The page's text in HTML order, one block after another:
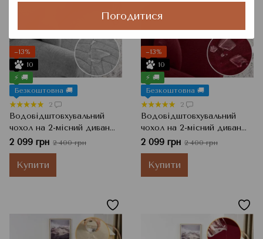
Погодитися
−13%
10
⚡ 🚚
Безкоштовна 🚚
2
Водовідштовхувальний
чохол на 2-місний диван
Жаккард з візерунком,
Світло-сірий, 145x185 см
2 099 грн 2 400 грн
Купити
−13%
10
⚡ 🚚
Безкоштовна 🚚
2
Водовідштовхувальний
чохол на 2-місний диван
Жаккард з візерунком,
Бордовий, 145x185 см
2 099 грн 2 400 грн
Купити